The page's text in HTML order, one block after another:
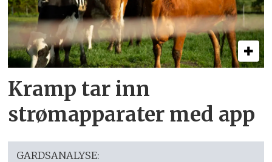
Kramp tar inn
strømapparater med app
GARDSANALYSE: